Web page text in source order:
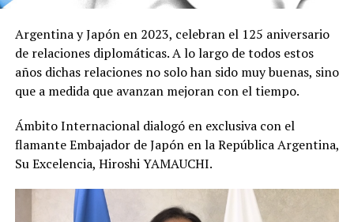
Argentina y Japón en 2023, celebran el 125 aniversario
de relaciones diplomáticas. A lo largo de todos estos
años dichas relaciones no solo han sido muy buenas, sino
que a medida que avanzan mejoran con el tiempo.
Ámbito Internacional dialogó en exclusiva con el
flamante Embajador de Japón en la República Argentina,
Su Excelencia, Hiroshi YAMAUCHI.